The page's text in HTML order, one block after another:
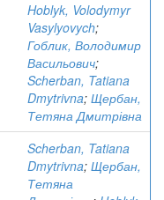
Hoblyk, Volodymyr
Vasylyovych;
Гоблик, Володимир
Васильович;
Scherban, Tatiana
Dmytrivna; Щербан,
Тетяна Дмитрівна
Scherban, Tatiana
Dmytrivna; Щербан,
Тетяна